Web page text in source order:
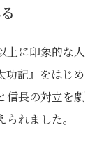
上に印象的な人
功記』をはじめ
信長の対立を劇
れました。